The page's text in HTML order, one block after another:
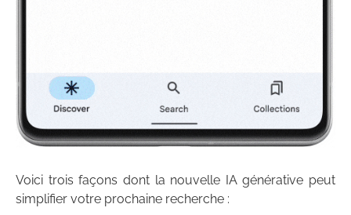
Voici trois façons dont la nouvelle IA générative peut
simplifier votre prochaine recherche :